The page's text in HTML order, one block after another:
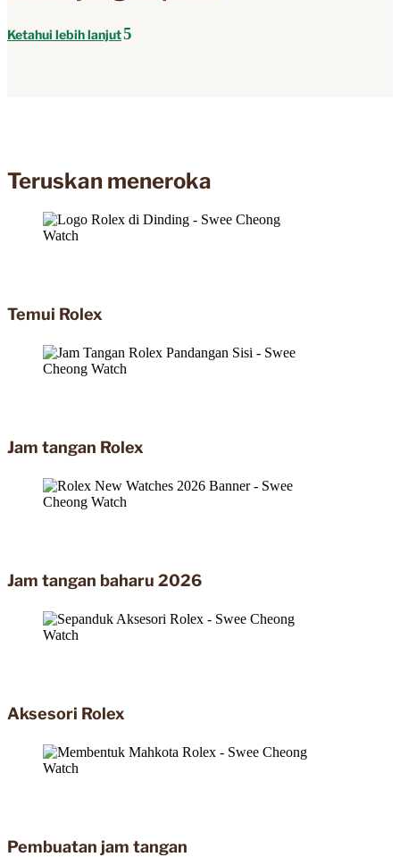
Ketahui lebih lanjut
Teruskan meneroka
Temui Rolex
Jam tangan Rolex
Jam tangan baharu 2026
Aksesori Rolex
Pembuatan jam tangan